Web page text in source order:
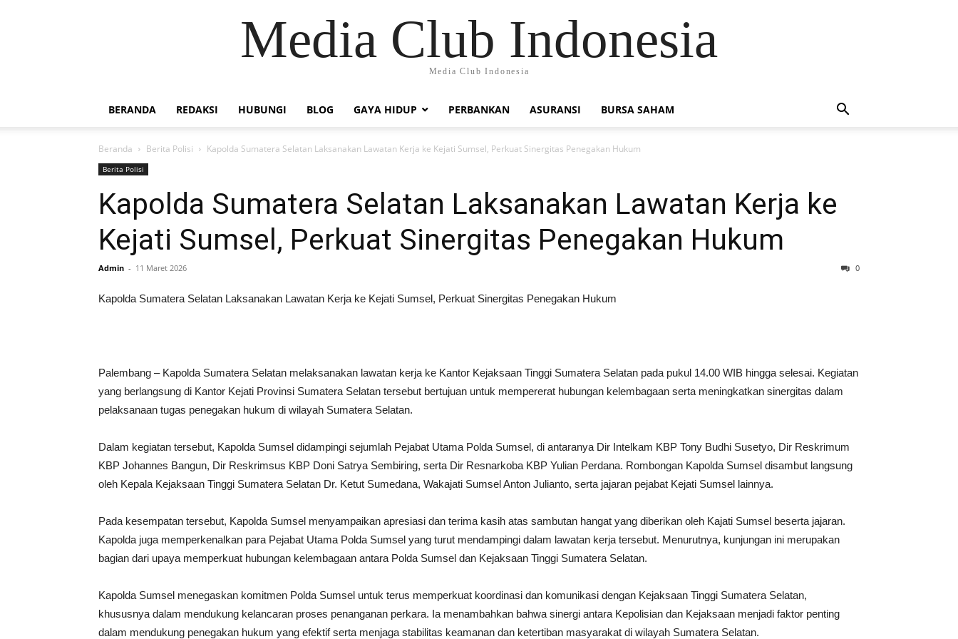
Media Club Indonesia
Media Club Indonesia
BERANDA REDAKSI HUBUNGI BLOG GAYA HIDUP PERBANKAN ASURANSI BURSA SAHAM
Beranda Berita Polisi Kapolda Sumatera Selatan Laksanakan Lawatan Kerja ke Kejati Sumsel, Perkuat Sinergitas Penegakan Hukum
Berita Polisi
Kapolda Sumatera Selatan Laksanakan Lawatan Kerja ke
Kejati Sumsel, Perkuat Sinergitas Penegakan Hukum
Admin - 11 Maret 2026 0
Kapolda Sumatera Selatan Laksanakan Lawatan Kerja ke Kejati Sumsel, Perkuat Sinergitas Penegakan Hukum
Palembang – Kapolda Sumatera Selatan melaksanakan lawatan kerja ke Kantor Kejaksaan Tinggi Sumatera Selatan pada pukul 14.00 WIB hingga selesai. Kegiatan
yang berlangsung di Kantor Kejati Provinsi Sumatera Selatan tersebut bertujuan untuk mempererat hubungan kelembagaan serta meningkatkan sinergitas dalam
pelaksanaan tugas penegakan hukum di wilayah Sumatera Selatan.
Dalam kegiatan tersebut, Kapolda Sumsel didampingi sejumlah Pejabat Utama Polda Sumsel, di antaranya Dir Intelkam KBP Tony Budhi Susetyo, Dir Reskrimum
KBP Johannes Bangun, Dir Reskrimsus KBP Doni Satrya Sembiring, serta Dir Resnarkoba KBP Yulian Perdana. Rombongan Kapolda Sumsel disambut langsung
oleh Kepala Kejaksaan Tinggi Sumatera Selatan Dr. Ketut Sumedana, Wakajati Sumsel Anton Julianto, serta jajaran pejabat Kejati Sumsel lainnya.
Pada kesempatan tersebut, Kapolda Sumsel menyampaikan apresiasi dan terima kasih atas sambutan hangat yang diberikan oleh Kajati Sumsel beserta jajaran.
Kapolda juga memperkenalkan para Pejabat Utama Polda Sumsel yang turut mendampingi dalam lawatan kerja tersebut. Menurutnya, kunjungan ini merupakan
bagian dari upaya memperkuat hubungan kelembagaan antara Polda Sumsel dan Kejaksaan Tinggi Sumatera Selatan.
Kapolda Sumsel menegaskan komitmen Polda Sumsel untuk terus memperkuat koordinasi dan komunikasi dengan Kejaksaan Tinggi Sumatera Selatan,
khususnya dalam mendukung kelancaran proses penanganan perkara. Ia menambahkan bahwa sinergi antara Kepolisian dan Kejaksaan menjadi faktor penting
dalam mendukung penegakan hukum yang efektif serta menjaga stabilitas keamanan dan ketertiban masyarakat di wilayah Sumatera Selatan.